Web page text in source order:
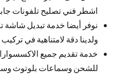
اشطر فني تصليح تلفونات
نوفر أيضا خدمة تبديل شاشة
ولدينا دقة لامتناهية في
خدمة تقديم جميع
للشحن وسماعات بلوتوث